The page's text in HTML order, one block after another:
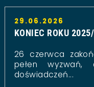
29.06.2026
KONIEC ROKU
26 czerwca
pełen wyzwań,
doświadczeń...